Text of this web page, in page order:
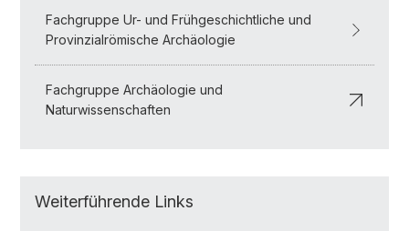
Fachgruppe Ur- und Frühgeschichtliche und
Provinzialrömische Archäologie
Fachgruppe Archäologie und
Naturwissenschaften
Weiterführende Links